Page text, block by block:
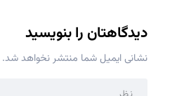
دیدگاهتان را بنویسید
نشانی ایمیل شما منتشر نخواهد شد.